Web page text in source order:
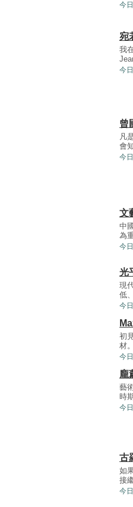
今
宛
我
今
曾
凡
會
今
文
中
為
今
光
現
低
今
初
材
今
龐
藝
時
今
古
如
接
今